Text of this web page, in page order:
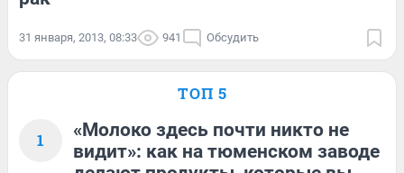
31 января, 2013, 08:33 941 Обсудить
ТОП 5
1
«Молоко здесь почти никто не
видит»: как на тюменском заводе